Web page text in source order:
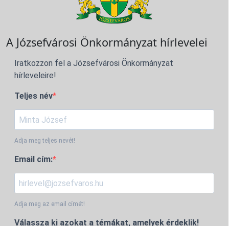
A Józsefvárosi Önkormányzat hírlevelei
Iratkozzon fel a Józsefvárosi Önkormányzat
hírleveleire!
Teljes név
Adja meg teljes nevét!
Email cím:
Adja meg az email címét!
Válassza ki azokat a témákat, amelyek érdeklik!